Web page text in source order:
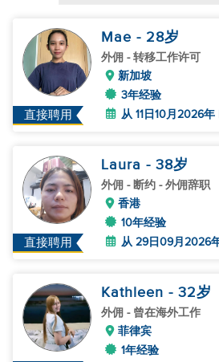
直接聘用
Mae - 28岁
外佣 - 转移工作许可
新加坡
3年经验
从 11日10月2026年
直接聘用
Laura - 38岁
外佣 - 断约 - 外佣辞职
香港
10年经验
从 29日09月2026
Kathleen - 32岁
外佣 - 曾在海外工作
菲律宾
1年经验